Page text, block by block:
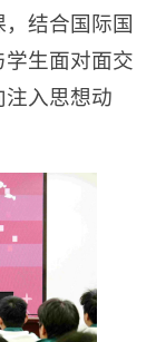
结合国际国
生面对面交
入思想动